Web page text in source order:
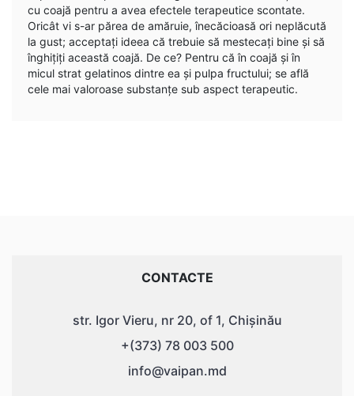
cu coajă pentru a avea efectele terapeutice scontate.
Oricât vi s-ar părea de amăruie, înecăcioasă ori neplăcută
la gust; acceptaţi ideea că trebuie să mestecaţi bine şi să
înghiţiți această coajă. De ce? Pentru că în coajă și în
micul strat gelatinos dintre ea şi pulpa fructului; se află
cele mai valoroase substanţe sub aspect terapeutic.
CONTACTE
str. Igor Vieru, nr 20, of 1, Chișinău
+(373) 78 003 500
info@vaipan.md